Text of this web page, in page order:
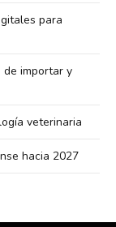
para
importar y
veterinaria
hacia 2027